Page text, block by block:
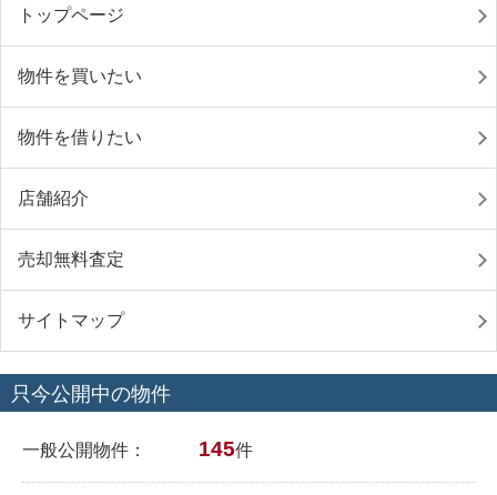
トップページ
物件を買いたい
物件を借りたい
店舗紹介
売却無料査定
サイトマップ
只今公開中の物件
一般公開物件： 145件